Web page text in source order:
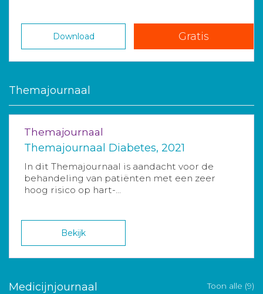
Download Gratis
Themajournaal
Themajournaal
Themajournaal Diabetes, 2021
In dit Themajournaal is aandacht voor de
behandeling van patiënten met een zeer
hoog risico op hart-...
Bekijk
Medicijnjournaal Toon alle (9)